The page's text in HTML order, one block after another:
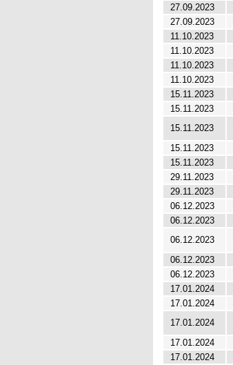
27.09.2023
27.09.2023
11.10.2023
11.10.2023
11.10.2023
11.10.2023
15.11.2023
15.11.2023
15.11.2023
15.11.2023
15.11.2023
29.11.2023
29.11.2023
06.12.2023
06.12.2023
06.12.2023
06.12.2023
06.12.2023
17.01.2024
17.01.2024
17.01.2024
17.01.2024
17.01.2024